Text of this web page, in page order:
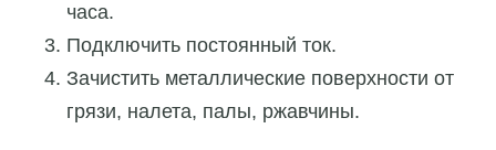
часа.
Подключить постоянный ток.
Зачистить металлические поверхности от
грязи, налета, палы, ржавчины.